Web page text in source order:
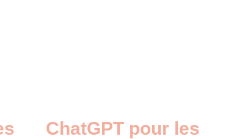
ChatGPT pour les